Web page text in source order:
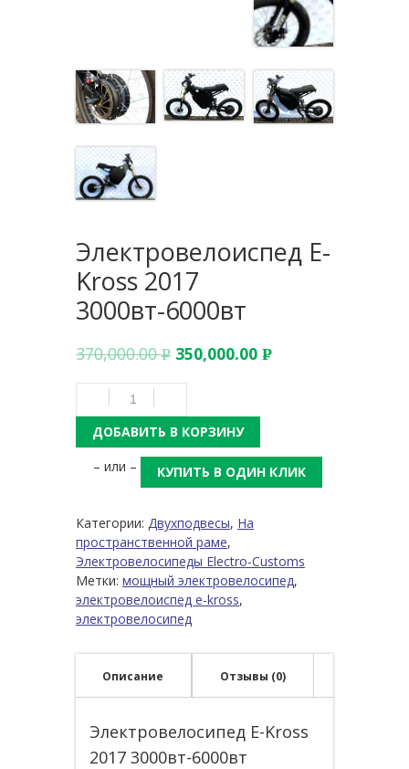
Электровелоиспед E-
Kross 2017
3000вт-6000вт
370,000.00Р
УБ.
350,000.00 Р
ДОБАВИТЬ В КОРЗИНУ
– или –
КУПИТЬ В ОДИН КЛИК
Категории: Двухподвесы, На
пространственной раме,
Электровелосипеды Electro-Customs
Метки: мощный электровелосипед,
электровелоиспед e-kross,
электровелосипед
Описание Отзывы (0)
Электровелосипед E-Kross
2017 3000вт-6000вт